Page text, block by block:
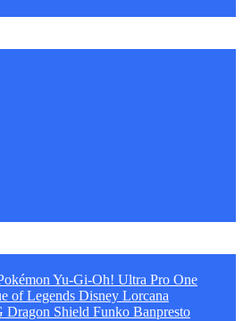
Yu-Gi-Oh! Ultra Pro One
of Legends Disney Lorcana
Dragon Shield Funko Banpresto